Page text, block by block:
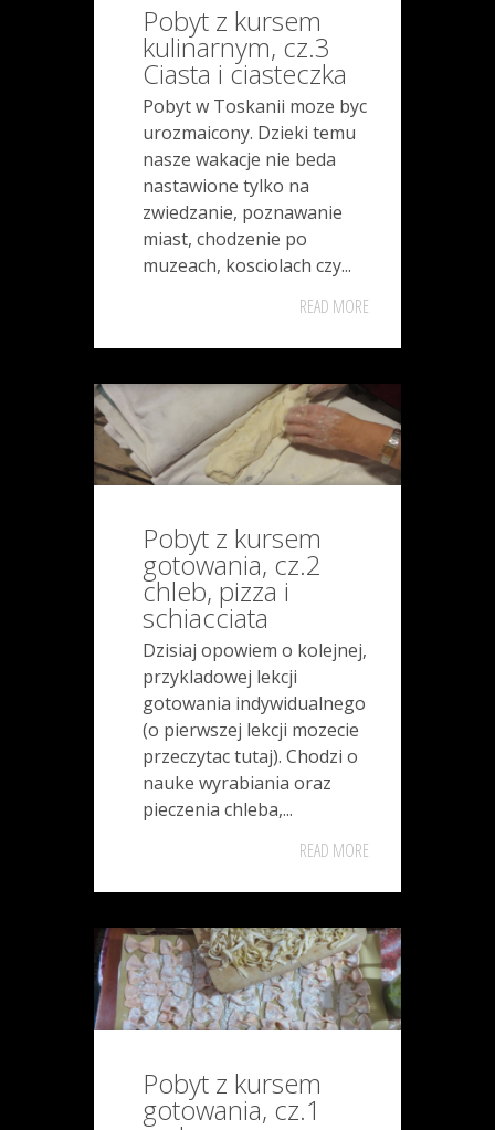
Pobyt z kursem
kulinarnym, cz.3
Ciasta i ciasteczka
Pobyt w Toskanii moze byc
urozmaicony. Dzieki temu
nasze wakacje nie beda
nastawione tylko na
zwiedzanie, poznawanie
miast, chodzenie po
muzeach, kosciolach czy...
READ MORE
Pobyt z kursem
gotowania, cz.2
chleb, pizza i
schiacciata
Dzisiaj opowiem o kolejnej,
przykladowej lekcji
gotowania indywidualnego
(o pierwszej lekcji mozecie
przeczytac tutaj). Chodzi o
nauke wyrabiania oraz
pieczenia chleba,...
READ MORE
Pobyt z kursem
gotowania, cz.1